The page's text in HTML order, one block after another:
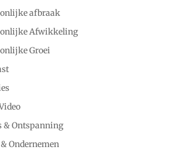
afbraak
Afwikkeling
Groei
& Ontspanning
Ondernemen